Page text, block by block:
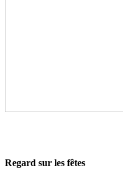
Regard sur les fêtes